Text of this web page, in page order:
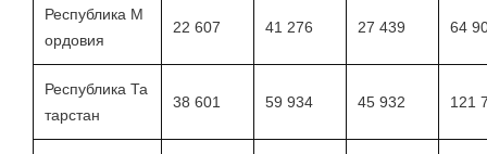
Республика М
ордовия
22 607 41 276 27 439 64
Республика Та
тарстан
38 601 59 934 45 932 121